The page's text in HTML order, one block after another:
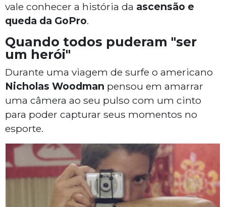
vale conhecer a história da ascensão e
queda da GoPro.
Quando todos puderam "ser
um herói"
Durante uma viagem de surfe o americano
Nicholas Woodman pensou em amarrar
uma câmera ao seu pulso com um cinto
para poder capturar seus momentos no
esporte.